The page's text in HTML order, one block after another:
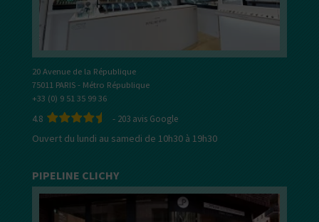
20 Avenue de la République
75011 PARIS - Métro République
+33 (0) 9 51 35 99 36
4.8 - 203 avis Google
Ouvert du lundi au samedi de 10h30 à 19h30
PIPELINE CLICHY